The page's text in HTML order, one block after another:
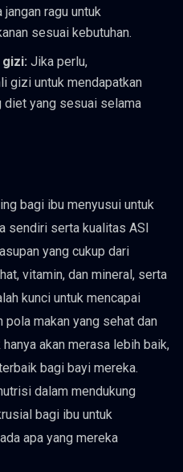
ragu untuk
sesuai kebutuhan.
gizi: Jika perlu,
gizi untuk mendapatkan
diet yang sesuai selama
bagi ibu menyusui untuk
sendiri serta kualitas ASI
yang cukup dari
vitamin, dan mineral, serta
kunci untuk mencapai
pola makan yang sehat dan
akan merasa lebih baik,
bagi bayi mereka.
dalam mendukung
bagi ibu untuk
apa yang mereka